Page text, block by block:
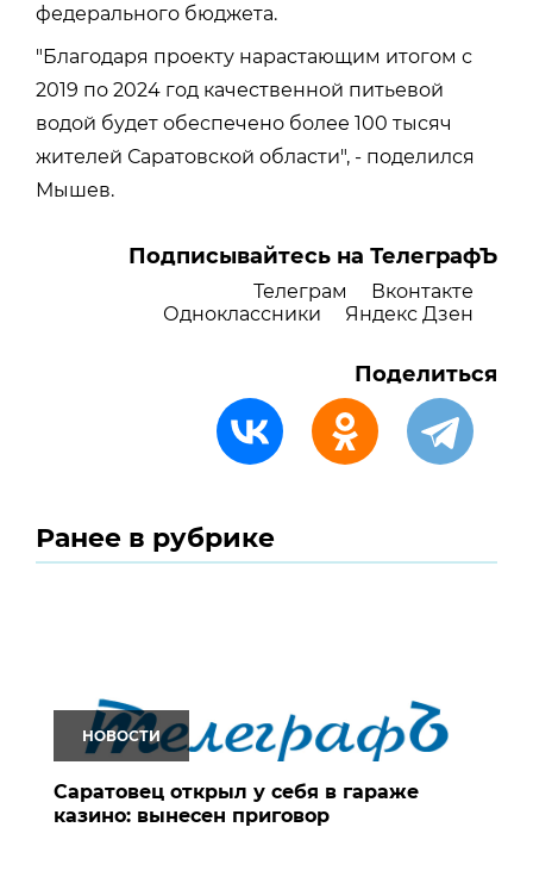
федерального бюджета.
"Благодаря проекту нарастающим итогом с
2019 по 2024 год качественной питьевой
водой будет обеспечено более 100 тысяч
жителей Саратовской области", - поделился
Мышев.
Подписывайтесь на ТелеграфЪ
Телеграм
Вконтакте
Одноклассники
Яндекс Дзен
Поделиться
Ранее в рубрике
НОВОСТИ
Саратовец открыл у себя в гараже
казино: вынесен приговор